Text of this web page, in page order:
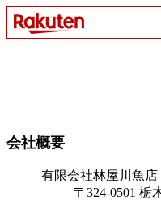
会社概要
有限会社林屋川魚店
〒324-0501 栃